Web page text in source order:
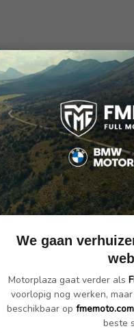
Cadeaubon
50.00
We gaan
Motorplaza gaat verder als
voorlopig nog werken,
beschikbaar op fmemoto.com
beste